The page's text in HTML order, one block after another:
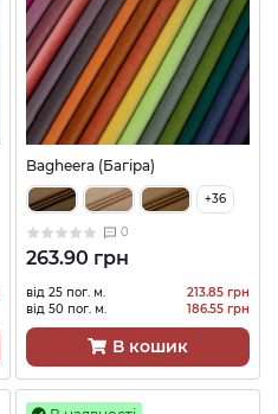
Bagheera (Багіра)
+36
0
263.90 грн
від 25 пог. м.
213.85 грн
від 50 пог. м.
186.55 грн
В кошик